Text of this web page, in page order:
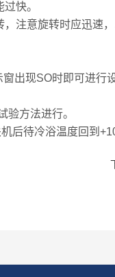
快。
注意旋转时应迅速
现SO时即可进行
方法进行。
后待冷浴温度回到